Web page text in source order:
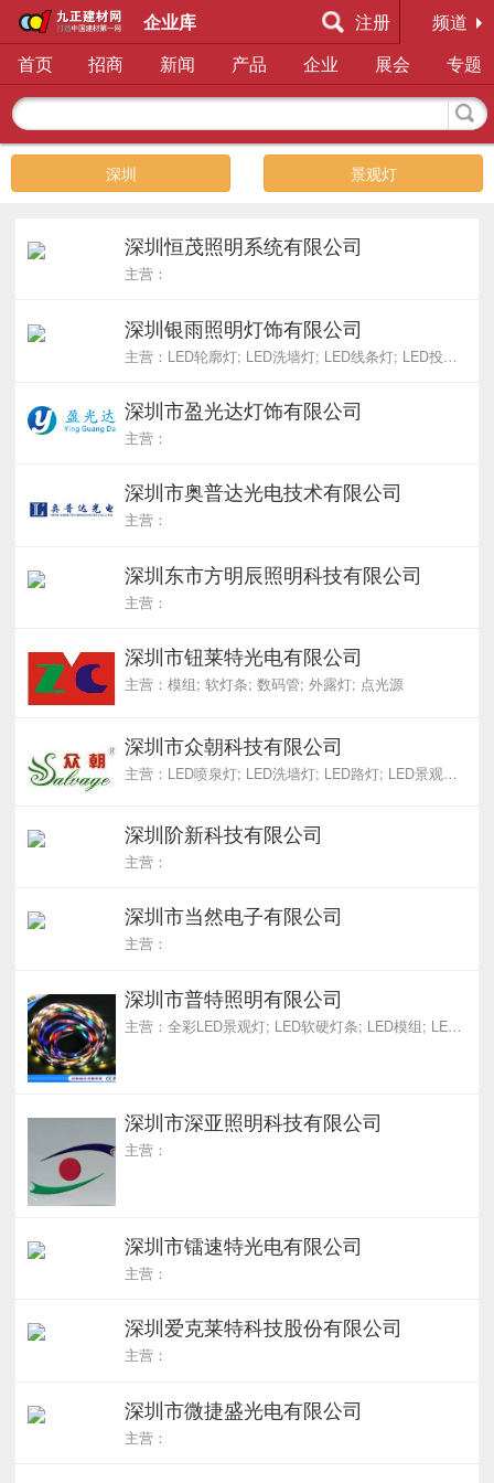
企业库 注册
频道
首页
招商 新闻 产品 企业 展会 专题
深圳 景观灯
深圳恒茂照明系统有限公司
主营：
深圳银雨照明灯饰有限公司
主营：LED轮廓灯; LED洗墙灯; LED线条灯; LED投光灯; LED点光源
深圳市盈光达灯饰有限公司
主营：
深圳市奥普达光电技术有限公司
主营：
深圳东市方明辰照明科技有限公司
主营：
深圳市钮莱特光电有限公司
主营：模组; 软灯条; 数码管; 外露灯; 点光源
深圳市众朝科技有限公司
主营：LED喷泉灯; LED洗墙灯; LED路灯; LED景观灯; LED水底灯
深圳阶新科技有限公司
主营：
深圳市当然电子有限公司
主营：
深圳市普特照明有限公司
主营：全彩LED景观灯; LED软硬灯条; LED模组; LED护栏管; LED点光源
深圳市深亚照明科技有限公司
主营：
深圳市镭速特光电有限公司
主营：
深圳爱克莱特科技股份有限公司
主营：
深圳市微捷盛光电有限公司
主营：